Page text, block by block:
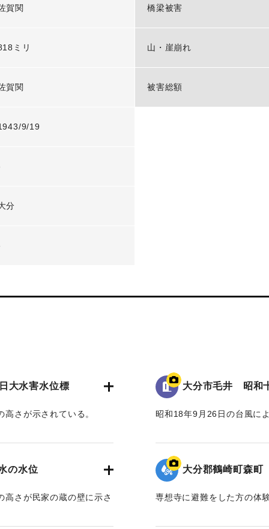
賀関
ミリ
賀関
9/19
分
橋梁被害
山・崖崩れ
被害総額
大水害水位標
さが示されている。
大分市毛井 昭和
昭和18年9月26日の台風に
水位は地面から3.5 mの位
｜固有コード:00481081
の水位
さが民家の蔵の壁に示さ
大分郡鶴崎町森
専想寺に避難をした方の体